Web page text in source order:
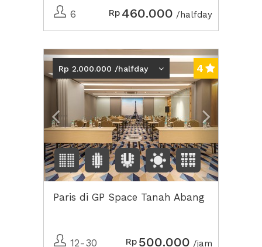
6 Rp 460.000 /halfday
Previous Next2
Rp 2.000.000 /halfday 4
Paris di GP Space Tanah Abang
12-30 Rp 500.000 /jam